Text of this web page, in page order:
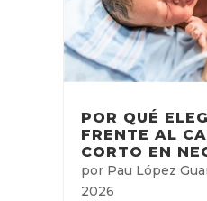
POR QUÉ
FRENTE AL
CORTO EN
por Pau López
2026